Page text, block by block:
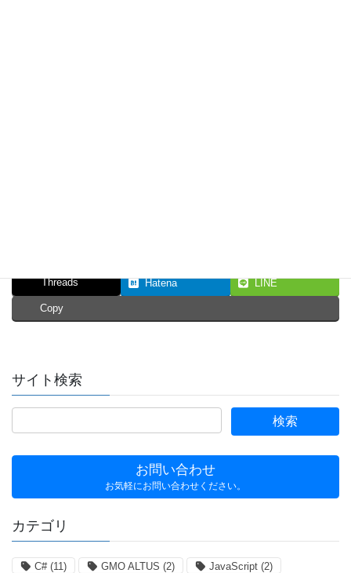
Threads Hatena LINE
Copy
サイト検索
お問い合わせ
お気軽にお問い合わせください。
カテゴリ
C#(11) GMO ALTUS (2) JavaScript (2)